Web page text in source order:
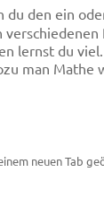
du den ein
lernst du
man Mathe
neuen Tab